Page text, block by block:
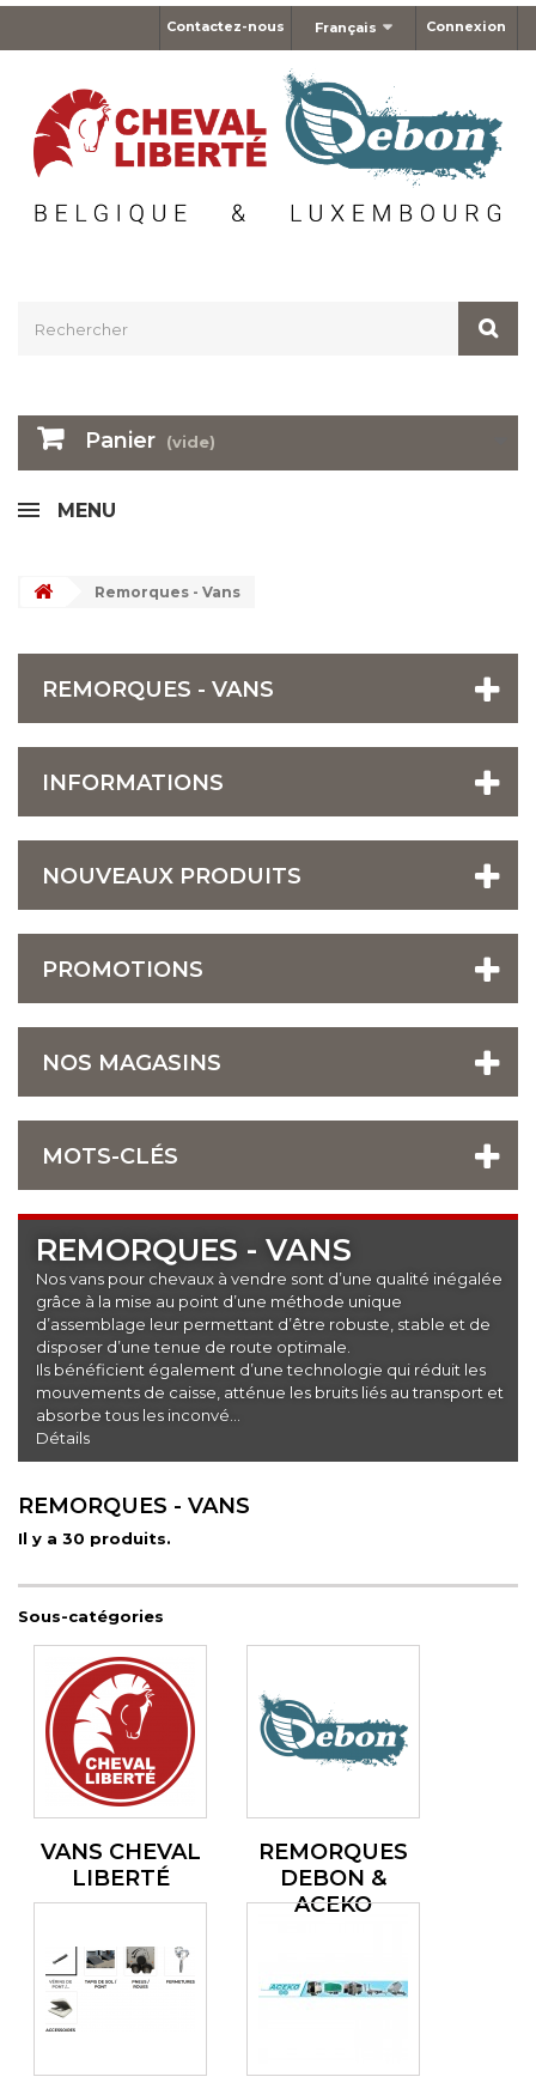
Connexion
Français
Contactez-nous
Panier (vide)
MENU
Remorques - Vans
REMORQUES - VANS
INFORMATIONS
NOUVEAUX PRODUITS
PROMOTIONS
NOS MAGASINS
MOTS-CLÉS
REMORQUES - VANS
Nos vans pour chevaux à vendre sont d’une qualité inégalée
grâce à la mise au point d’une méthode unique
d’assemblage leur permettant d’être robuste, stable et de
disposer d’une tenue de route optimale.
Ils bénéficient également d’une technologie qui réduit les
mouvements de caisse, atténue les bruits liés au transport et
absorbe tous les inconvé...
Détails
REMORQUES - VANS
Il y a 30 produits.
Sous-catégories
VANS CHEVAL
LIBERTÉ
REMORQUES
DEBON &
ACEKO